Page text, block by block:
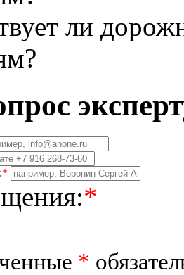
ли
*
*
*